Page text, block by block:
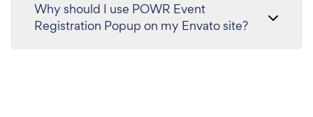
Why should I use POWR Event
Registration Popup on my Envato site?